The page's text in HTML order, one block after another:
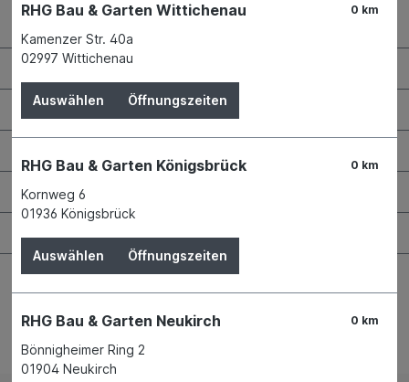
RHG Helfer
Wissenswertes
Bauen & Renovieren
Bestellung widerrufen
0 km
RHG Bau & Garten Wittichenau
Kamenzer Str. 40a
02997 Wittichenau
Auswählen Öffnungszeiten
0 km
RHG Bau & Garten Königsbrück
Kornweg 6
01936 Königsbrück
Auswählen Öffnungszeiten
0 km
RHG Bau & Garten Neukirch
Bönnigheimer Ring 2
01904 Neukirch